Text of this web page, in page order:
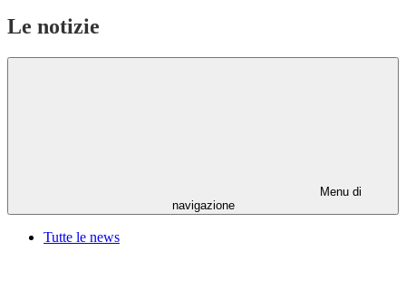
Le notizie
Menu di
navigazione
Tutte le news